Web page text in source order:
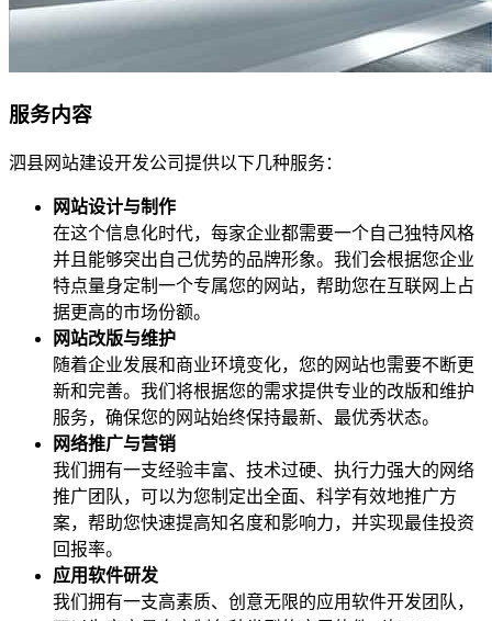
服务内容
泗县网站建设开发公司提供以下几种服务：
网站设计与制作
在这个信息化时代，每家企业都需要一个自己独特风格
并且能够突出自己优势的品牌形象。我们会根据您企业
特点量身定制一个专属您的网站，帮助您在互联网上占
据更高的市场份额。
网站改版与维护
随着企业发展和商业环境变化，您的网站也需要不断更
新和完善。我们将根据您的需求提供专业的改版和维护
服务，确保您的网站始终保持最新、最优秀状态。
网络推广与营销
我们拥有一支经验丰富、技术过硬、执行力强大的网络
推广团队，可以为您制定出全面、科学有效地推广方
案，帮助您快速提高知名度和影响力，并实现最佳投资
回报率。
应用软件研发
我们拥有一支高素质、创意无限的应用软件开发团队，